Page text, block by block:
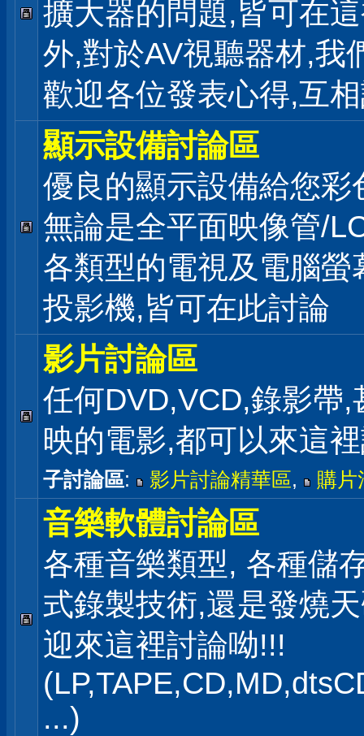
擴大器的問題,皆可在
外,對於AV視聽器材,我
歡迎各位發表心得,互
顯示設備討論區
優良的顯示設備給您彩
無論是全平面映像管/
各類型的電視及電腦螢
投影機,皆可在此討論
影片討論區
任何DVD,VCD,錄影帶,
映的電影,都可以來這
子討論區: 影片討論精華區, 購片
音樂軟體討論區
各種音樂類型, 各種儲
式錄製技術,還是發燒
迎來這裡討論呦!!!
...)